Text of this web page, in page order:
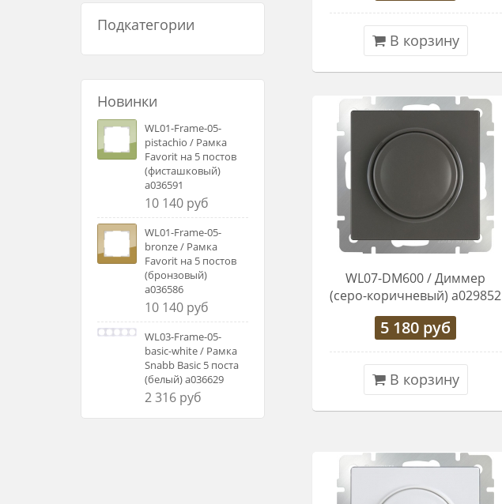
Подкатегории
Новинки
WL01-Frame-05-
pistachio / Рамка
Favorit на 5 постов
(фисташковый)
a036591
10 140 руб
WL01-Frame-05-
bronze / Рамка
Favorit на 5 постов
(бронзовый)
a036586
10 140 руб
WL03-Frame-05-
basic-white / Рамка
Snabb Basic 5 поста
(белый) a036629
2 316 руб
В корзину
WL07-DM600 / Диммер
(серо-коричневый) a029852
5 180 руб
В корзину